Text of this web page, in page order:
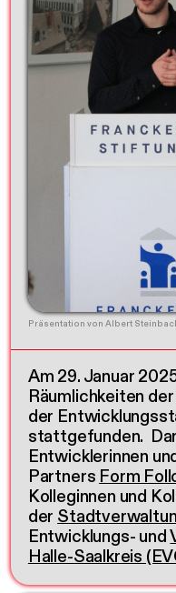
Präsentation von Albert
Am 29. Januar
Räumlichkeiten
der
stattgefunden.
Entwicklerinnen
PartnersForm
Kolleginnen und
der
Entwicklungs- und
Halle-Saalkreis